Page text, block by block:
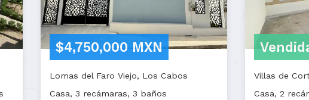
baño
Lienzo Charro Centro, Los Cabos
Departamento, 3 recámaras, 2 baños
$3,500,000 MXN